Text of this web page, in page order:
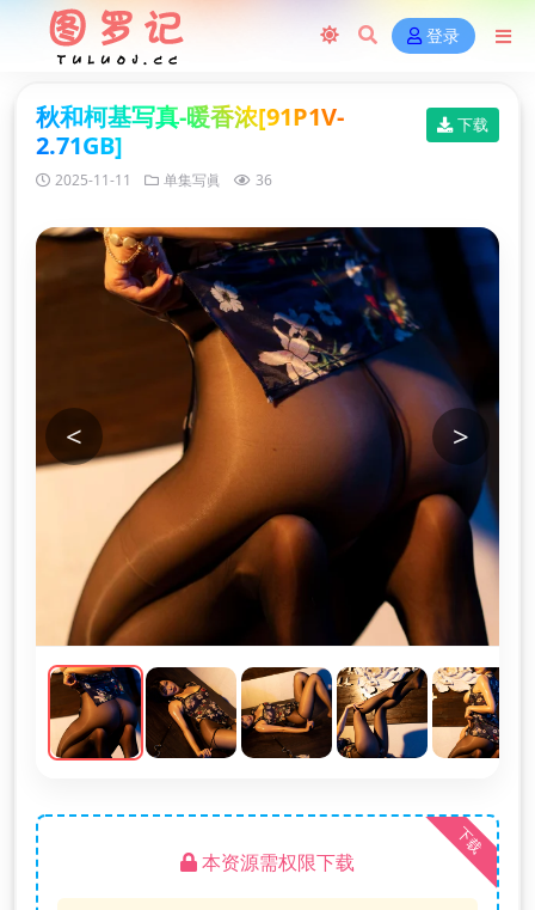
登录
秋和柯基写真-暖香浓[91P1V-
2.71GB]
下载
2025-11-11 单集写眞 36
< >
下载
本资源需权限下载